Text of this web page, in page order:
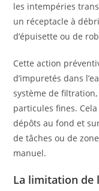
les intempéries
un réceptacle à
d’épuisette ou de
Cette action
d’impuretés dans
système de
particules fines.
dépôts au fond et
de tâches ou de
manuel.
La limitation de